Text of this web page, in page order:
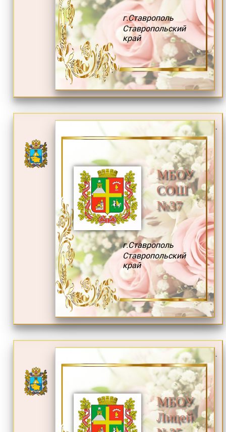
г.Ставрополь
Ставропольский
край
.
МБОУ
СОШ
№37
г.Ставрополь
Ставропольский
край
.
МБОУ
Лицей